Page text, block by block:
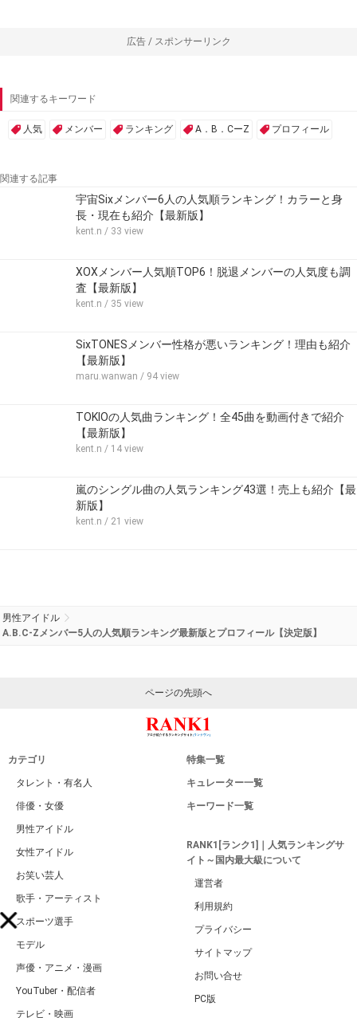
広告 / スポンサーリンク
関連するキーワード
人気 メンバー ランキング A．B．CーZ プロフィール
関連する記事
宇宙Sixメンバー6人の人気順ランキング！カラーと身
長・現在も紹介【最新版】
kent.n / 33 view
XOXメンバー人気順TOP6！脱退メンバーの人気度も調
査【最新版】
kent.n / 35 view
SixTONESメンバー性格が悪いランキング！理由も紹介
【最新版】
maru.wanwan / 94 view
TOKIOの人気曲ランキング！全45曲を動画付きで紹介
【最新版】
kent.n / 14 view
嵐のシングル曲の人気ランキング43選！売上も紹介【最
新版】
kent.n / 21 view
男性アイドル
A.B.C-Zメンバー5人の人気順ランキング最新版とプロフィール【決定版】
ページの先頭へ
カテゴリ
タレント・有名人
俳優・女優
男性アイドル
女性アイドル
お笑い芸人
歌手・アーティスト
スポーツ選手
モデル
声優・アニメ・漫画
YouTuber・配信者
テレビ・映画
特集一覧
キュレーター一覧
キーワード一覧
RANK1[ランク1]｜人気ランキングサ
イト～国内最大級について
運営者
利用規約
プライバシー
サイトマップ
お問い合せ
PC版